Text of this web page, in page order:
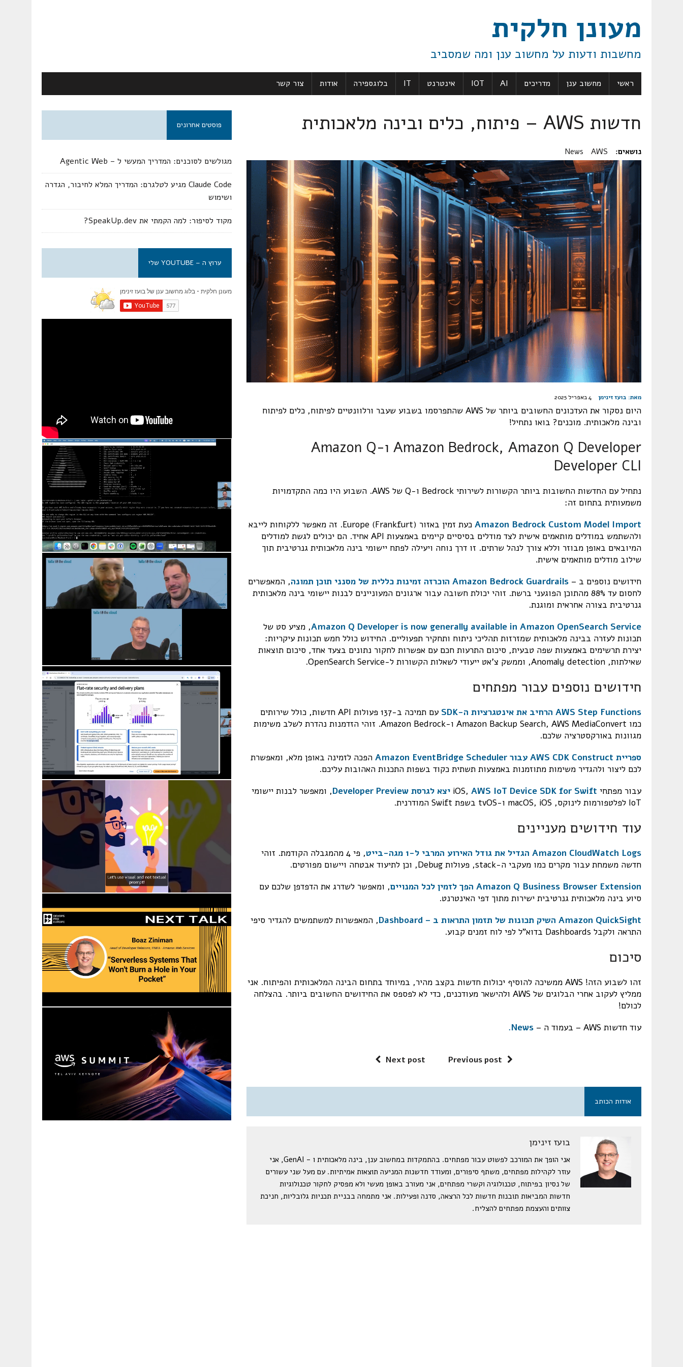
מעונן חלקית
מחשבות ודעות על מחשוב ענן ומה שמסביב
ראשי מחשוב ענן מדריכים AI
IOT אינטרנט IT בלוגספירה אודות צור קשר
חדשות AWS – פיתוח, כלים ובינה מלאכותית
נושאים: AWS
News
מאת: בועז זינימן 4 באפריל 2025
היום נסקור את העדכונים החשובים ביותר של AWS שהתפרסמו בשבוע שעבר ורלוונטיים לפיתוח, כלים לפיתוח
ובינה מלאכותית. מוכנים? בואו נתחיל!
Amazon Bedrock, Amazon Q Developer ו-Amazon Q
Developer CLI
נתחיל עם החדשות החשובות ביותר הקשורות לשירותי Bedrock ו-Q של AWS. השבוע היו כמה התקדמויות
משמעותית בתחום זה:
Amazon Bedrock Custom Model Import
כעת זמין באזור Europe (Frankfurt). זה מאפשר ללקוחות לייבא
ולהשתמש במודלים מותאמים אישית לצד מודלים בסיסיים קיימים באמצעות API אחיד. הם יכולים לגשת למודלים
המיובאים באופן מבוזר וללא צורך לנהל שרתים. זו דרך נוחה ויעילה לפתח יישומי בינה מלאכותית גנרטיבית תוך
שילוב מודלים מותאמים אישית.
חידושים נוספים ב – Amazon Bedrock Guardrails הוכרזה זמינות כללית של מסנני תוכן תמונה, המאפשרים
לחסום עד 88% מהתוכן הפוגעני ברשת. זוהי יכולת חשובה עבור ארגונים המעוניינים לבנות יישומי בינה מלאכותית
גנרטיבית בצורה אחראית ומוגנת.
Amazon Q Developer is now generally available in Amazon OpenSearch Service, מציע סט של
תכונות לעזרה בבינה מלאכותית שמזרזות תהליכי ניתוח ותחקיר תפעוליים. החידוש כולל חמש תכונות עיקריות:
יצירת תרשימים באמצעות שפה טבעית, סיכום התרעות חכם עם אפשרות לחקור נתונים בצעד אחד, סיכום תוצאות
שאילתות, Anomaly detection, וממשק צ'אט ייעודי לשאלות הקשורות ל-OpenSearch Service.
חידושים נוספים עבור מפתחים
AWS Step Functions הרחיב את אינטגרציות ה-SDK
עם תמיכה ב-137 פעולות API חדשות, כולל שירותים
כמו Amazon Backup Search, AWS MediaConvert ו-Amazon Bedrock. זוהי הזדמנות נהדרת לשלב משימות
מגוונות באורקסטרציה שלכם.
ספריית AWS CDK Construct עבור Amazon EventBridge Scheduler
הפכה לזמינה באופן מלא, ומאפשרת
לכם ליצור ולהגדיר משימות מתוזמנות באמצעות תשתית כקוד בשפות התכנות האהובות עליכם.
עבור מפתחי iOS, AWS IoT Device SDK for Swift יצא לגרסת Developer Preview
, ומאפשר לבנות יישומי
IoT לפלטפורמות לינוקס, macOS, iOS ו-tvOS בשפת Swift המודרנית.
עוד חידושים מעניינים
Amazon CloudWatch Logs הגדיל את גודל האירוע המרבי ל-1 מגה-בייט
, פי 4 מהמגבלה הקודמת. זוהי
חדשה משמחת עבור מקרים כמו מעקבי ה-stack, פעולות Debug, וכן לתיעוד אבטחה ויישום מפורטים.
Amazon Q Business Browser Extension הפך לזמין לכל המנויים
, ומאפשר לשדרג את הדפדפן שלכם עם
סיוע בינה מלאכותית גנרטיבית ישירות מתוך דפי האינטרנט.
Amazon QuickSight השיק תכונות של תזמון התראות ב – Dashboard
, המאפשרות למשתמשים להגדיר סיפי
התראה ולקבל Dashboards בדוא"ל לפי לוח זמנים קבוע.
סיכום
זהו לשבוע הזה! AWS ממשיכה להוסיף יכולות חדשות בקצב מהיר, במיוחד בתחום הבינה המלאכותית והפיתוח. אני
ממליץ לעקוב אחרי הבלוגים של AWS ולהישאר מעודכנים, כדי לא לפספס את החידושים החשובים ביותר. בהצלחה
לכולם!
עוד חדשות AWS – בעמוד ה –
News.
Previous post
Next post
אודות הכותב
בועז זינימן
אני הופך את המורכב לפשוט עבור מפתחים. בהתמקדות במחשוב ענן, בינה מלאכותית ו - GenAI, אני
עוזר לקהילות מפתחים, משתף סיפורים, ומעודד חדשנות המניעה תוצאות אמיתיות. עם מעל שני עשורים
של נסיון בפיתוח, טכנולוגיה וקשרי מפתחים, אני מעורב באופן מעשי ולא מפסיק לחקור טכנולוגיות
חדשות המביאות תובנות חדשות לכל הרצאה, סדנה ופעילות. אני מתמחה בבניית תכניות גלובליות, חניכת
צוותים והעצמת מפתחים להצליח.
פוסטים אחרונים
מגולשים לסוכנים: המדריך המעשי ל – Agentic Web
Claude Code מגיע לטלגרם: המדריך המלא לחיבור, הגדרה
ושימוש
מקוד לסיפור: למה הקמתי את SpeakUp.dev?
ערוץ ה – YOUTUBE שלי